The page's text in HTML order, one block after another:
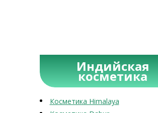
Индийская
косметика
Косметика Himalaya